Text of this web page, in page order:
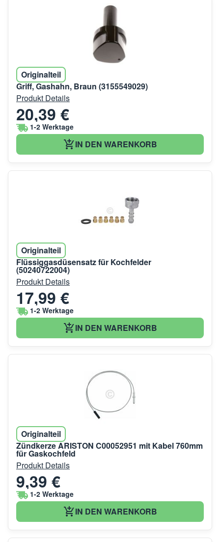
Originalteil
Griff, Gashahn, Braun (3155549029)
Produkt Details
20,39 €
1-2 Werktage
IN DEN WARENKORB
Originalteil
Flüssiggasdüsensatz für Kochfelder
(50240722004)
Produkt Details
17,99 €
1-2 Werktage
IN DEN WARENKORB
Originalteil
Zündkerze ARISTON C00052951 mit Kabel 760mm
für Gaskochfeld
Produkt Details
9,39 €
1-2 Werktage
IN DEN WARENKORB